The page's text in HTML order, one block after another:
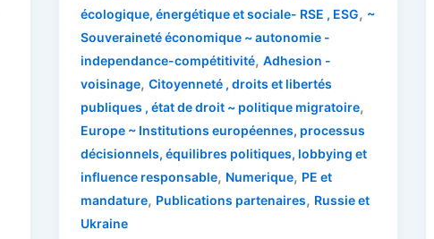
écologique, énergétique et sociale- RSE , ESG, ~
Souveraineté économique ~ autonomie -
independance-compétitivité, Adhesion -
voisinage, Citoyenneté , droits et libertés
publiques , état de droit ~ politique migratoire,
Europe ~ Institutions européennes, processus
décisionnels, équilibres politiques, lobbying et
influence responsable, Numerique, PE et
mandature, Publications partenaires, Russie et
Ukraine